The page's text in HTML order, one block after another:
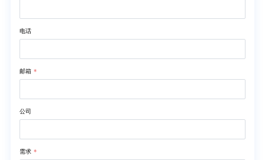
电话
邮箱 *
公司
需求 *